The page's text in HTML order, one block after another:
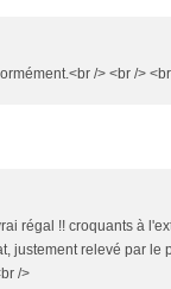
/> <br />
régal !! croquants à
justement relevé par le
/>